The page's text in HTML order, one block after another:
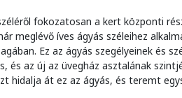
fokozatosan a kert központi
meglévő íves ágyás széleihez
Ez az ágyás szegélyeinek és
az új az üvegház asztalának
hidalja át ez az ágyás, és teremt